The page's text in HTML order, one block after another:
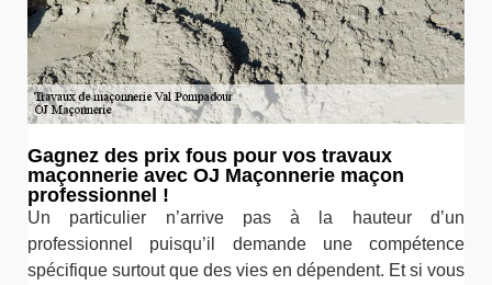
Gagnez des prix fous pour vos travaux
maçonnerie avec OJ Maçonnerie maçon
professionnel !
Un particulier n’arrive pas à la hauteur d’un
professionnel puisqu’il demande une compétence
spécifique surtout que des vies en dépendent. Et si vous